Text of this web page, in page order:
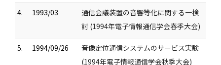
4. 1993/03
通信会議装置の音響等化に関する一検
討 (1994年電子情報通信学会春季大会)
5. 1994/09/26
音像定位通信システムのサービス実験
(1994年電子情報通信学会秋季大会)